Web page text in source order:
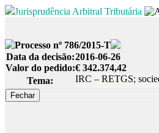
Jurisprudência Arbitral Tributária
Processo nº 786/2015-T
Data da decisão:2016-06-26
Valor do pedido:€ 342.374,42
Tema:
IRC – RETGS;